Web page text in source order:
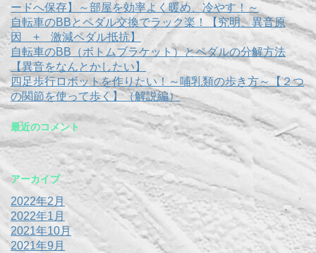
ードへ保存】～部屋を効率よく暖め、冷やす！～
自転車のBBとペダル交換でラック楽！【究明、異音原
因 + 激減ペダル抵抗】
自転車のBB（ボトムブラケット）とペダルの分解方法
【異音をなんとかしたい】
四足歩行ロボットを作りたい！～哺乳類の歩き方～【２つ
の関節を使って歩く】（解説編）
最近のコメント
アーカイブ
2022年2月
2022年1月
2021年10月
2021年9月